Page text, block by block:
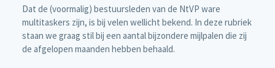
Dat de (voormalig) bestuursleden van de NtVP ware
multitaskers zijn, is bij velen wellicht bekend. In deze rubriek
staan we graag stil bij een aantal bijzondere mijlpalen die zij
de afgelopen maanden hebben behaald.